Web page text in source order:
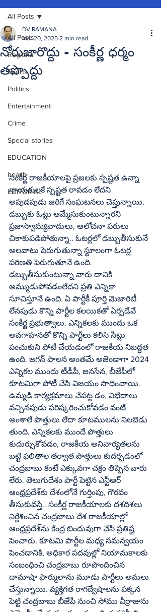
All Posts
Regional
Sports
Politics
Entertainment
Crime
Special stories
EDUCATION
health
EDITORIAL
All Posts
నోరుజారొద్దు - సంకీర్ణ ధర్మం
తప్పొద్దు
DV RAMANA
Mar 20, 2025 2 min read
సంకీర్ణ రాజకీయాలపై ప్రజలకు స్పష్టత ఉన్నా
నాయకులకే స్పష్టత రావడం లేదని
అపుడపుడు జరిగే సంఘటనలు చెప్తున్నాయి.
డబ్బుకు ఓట్లు ఆమ్మేసుకుంటున్నారని
ప్రజాస్వామ్యవాదులు, ఆలోచనా పరులు
చికాకుపడిపోతున్నా.. ఓటర్లలో డబ్బుతీసుకునే
అలవాటు పెరుగుతున్నా స్థూలంగా ఓటర్ల
పరిణతి పెరుగుతూనే ఉంది.
డబ్బుతీసుకుంటున్నా వారు దానికి
అమ్ముడుపోవడంలేదని ప్రతి ఎన్నికా
సూచిస్తూనే ఉంది. ఏ పార్టీకీ పూర్తి మెజారిటీ
లేనపుడు కొన్ని పార్టీల కలయికతో ఏర్పడేవే
సంకీర్ణ ప్రభుత్వాలు. ఎన్నికలకు ముందు ఒక
అవగాహనతో కొన్ని పార్టీలు కలిసి సీట్లు
పంచుకుని పోటీ చేయడంలో రాజకీయ నిబద్ధత
ఉంది. జగన్‌ పాలన అంతమే అజెండాగా 2024
ఎన్నికల ముందు టీడీపీ, జనసేన, బీజేపీలో
కూటమిగా పోటీ చేసి విజయం సాధించాయి.
ఉమ్మడి కార్యక్రమాలు చేపట్ట డం, విభేదాలు
వచ్చినపుడు పరిష్కరించుకోవడం వంటి
అంశాలే పొత్తులు లేదా కూటములను నిలబెడు
తుంది. ఎన్నికలకు ముందే పొత్తులు
కుదుర్చుకోవడం, రాజకీయ అనివార్యతలను
బట్టి ఫలితాల తర్వాత పొత్తులు కుదర్చడంలో
చంద్రబాబు కంటే ఎక్కువగా చక్రం తిప్పిన వారు
లేరు. తెలుగుదేశం పార్టీ పెట్టిన ఎన్టీఆర్‌
ఆంధ్రప్రదేశ్‌కు దేశంలోనే గుర్తింపు, గౌరవం
తీసుకువస్తే.. సంకీర్ణ రాజకీయాలకు దశదిశలు
నిర్దేశించిన చంద్రబాబు దేశ రాజకీయాల్లో
ఆంధ్రప్రదేశ్‌ను కేంద్ర బిందువుగా చేసి ప్రతిష్ట
పెంచారు. కూటమి పార్టీల మధ్య సమన్వయం
పెంచడానికి, అధికార పదవుల్లో నియామకాలకు
సంబంధించి చంద్రబాబు రూపొందించిన
దామాషా ఫార్ములాను మూడు పార్టీలు అమలు
చేస్తున్నాయి. వ్యక్తిగత రాగద్వేషాలను పక్కన
పెట్టి చంద్రబాబు బీజేపీ నుంచి సోము వీర్రాజును